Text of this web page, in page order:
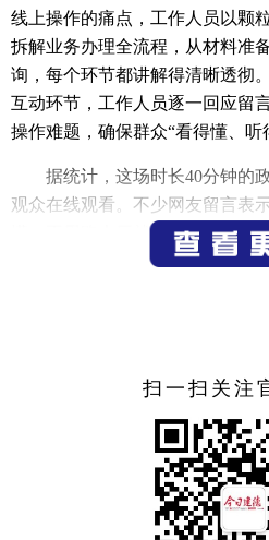
线上操作的痛点，工作人员以颗
拆解业务办理全流程，从材料准
询，每个环节都讲解得清晰透彻
互动环节，工作人员逐一回应留
操作难题，确保群众“看得懂、听
据统计，这场时长40分钟的
观众在线观看。不少网友留言表
懂，不用跑大厅就能学明白办事
开展这类直播，解决我们办事中
新模式的首次尝试，也是深化“
关注的热点政务服务话题，携手
类主题直播活动，持续拓展政务
验，真正实现“不跑大厅不排队，
服务更有温度、更接地气，不断
感、获得感与满意度。
扫一扫关注